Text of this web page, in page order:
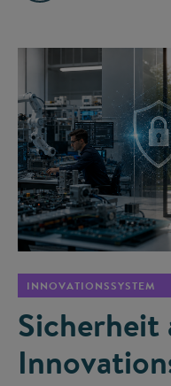
INNOVATIONSSYSTEM
Sicherheit